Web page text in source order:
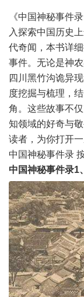
《中国神秘事件
入探索中国历史
代奇闻，本书详
事件。无论是神
四川黑竹沟诡异
度挖掘与梳理，
角。这些故事不
知领域的好奇与
读者，为你打开
中国神秘事件录
中国神秘事件录1